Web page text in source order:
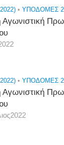
• ΥΠΟΔΟΜΕΣ
Αγωνιστική
• ΥΠΟΔΟΜΕΣ
Αγωνιστική